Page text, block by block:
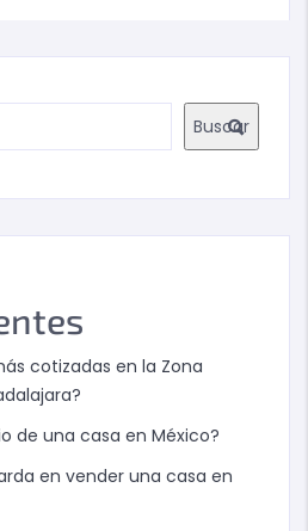
REL="NEXT">REFUGIO
ESTILO: UN
DEPARTAMENTO
CON ALMA
Buscar
cotizadas en la Zona
de una casa en México?
en vender una casa en